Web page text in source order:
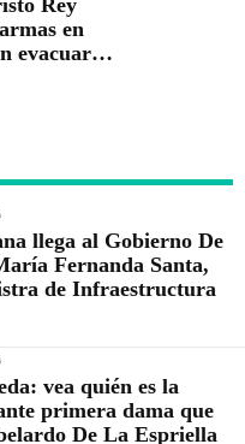
en
evacuar
llega al Gobierno De
Fernanda Santa,
de Infraestructura
vea quién es la
primera dama que
De La Espriella